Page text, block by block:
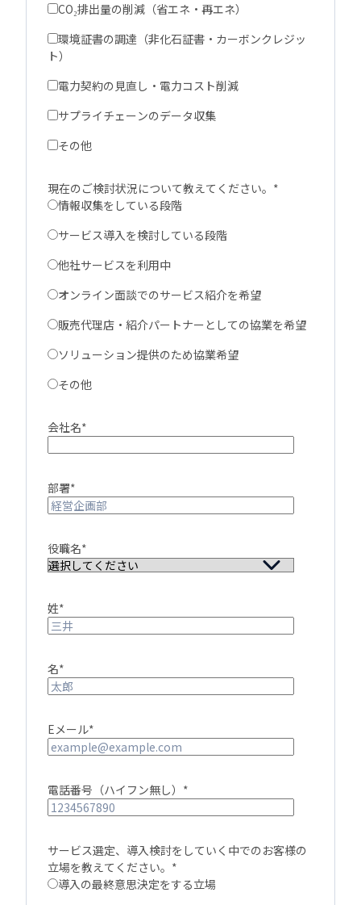
CO₂排出量の削減（省エネ・再エネ）
環境証書の調達（非化石証書・カーボンクレジッ
ト）
電力契約の見直し・電力コスト削減
サプライチェーンのデータ収集
その他
現在のご検討状況について教えてください。 *
情報収集をしている段階
サービス導入を検討している段階
他社サービスを利用中
オンライン面談でのサービス紹介を希望
販売代理店・紹介パートナーとしての協業を希望
ソリューション提供のため協業希望
その他
会社名*
部署*
役職名*
姓*
名*
Eメール*
電話番号（ハイフン無し） *
サービス選定、導入検討をしていく中でのお客様の
立場を教えてください。 *
導入の最終意思決定をする立場